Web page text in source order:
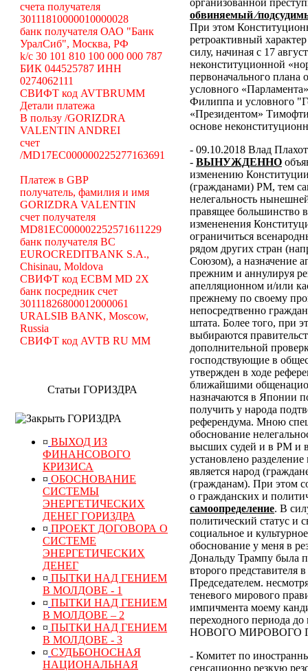
счета получателя
30111810000010000028
банк получателя ОАО "Банк
УралСиб", Москва, РФ
k/c 30 101 810 100 000 000 787
БИК 044525787 ИНН
0274062111
СВИФТ код AVTBRUMM
Детали платежа
В пользу /GORIZDRA
VALENTIN ANDREI
счет
/MD17EC000000225277163691
Платеж в GBP
получатель, фамилия и имя
GORIZDRA VALENTIN
счет получателя
MD81EC000002252571611229
банк получателя BC
EUROCREDITBANK S.A.,
Chisinau, Moldova
СВИФТ код ECBM MD 2X
банк посредник счет
30111826800012000061
URALSIB BANK, Moscow,
Russia
СВИФТ код AVTB RU MM
Статьи ГОРИЗДРА
ГОРИЗДРА
¤ ВЫХОД ИЗ
ФИНАНСОВОГО
КРИЗИСА
¤ ОБОСНОВАНИЕ
СИСТЕМЫ
ЭНЕРГЕТИЧЕСКИХ
ДЕНЕГ ГОРИЗДРА
¤ ПРОЕКТ ДОГОВОРА О
СИСТЕМЕ
ЭНЕРГЕТИЧЕСКИХ
ДЕНЕГ
¤ ПЫТКИ НАД ГЕНИЕМ
В МОЛДОВЕ - 1
¤ ПЫТКИ НАД ГЕНИЕМ
В МОЛДОВЕ – 2
¤ ПЫТКИ НАД ГЕНИЕМ
В МОЛДОВЕ - 3
¤ СУДЬБОНОСНАЯ
НАЦИОНАЛЬНАЯ
организованной
обвиняемый
При этом
ретроактивный
силу, начиная с 17
неконституционной
первоначального плана
условного
Филиппа и условного
«Президентом»
основе
- 09.10.2018 Влад
- ВЫНУЖДЕННО
изменению
(гражданами) РМ, тем
нелегальность
правящее большинство
измененения
ограничиться
рядом других стран
Союзом), а назначение
прежним и аннулируя
апелляционном и/или
прежнему по своему
непосредтвенно
штата. Более того, при
выбираются
дополнительной
господствующие в
утвержден в ходе
ближайшими
назначаются в Японии
получить у народа
референдума. Мною
обоснование
высших судей и в РМ и
установлено
является народ
(гражданам). При этом
о гражданских и
самоопределение. В
политический статус и
социальное и
обоснование у меня в
Дональду Трампу была
второго представителя
Председателем.
теневого мирового
импичмента моему
переходного
НОВОГО МИРОВОГО
- Комитет по
сенсационно резкую